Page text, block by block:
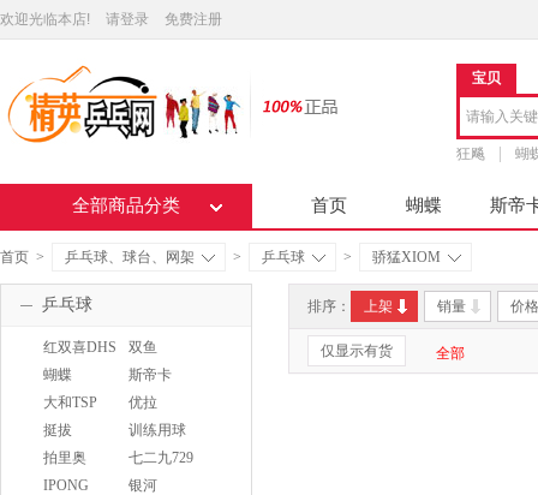
欢迎光临本店! 请登录 免费注册
宝贝
狂飚 蝴
全部商品分类 首页 蝴蝶 斯帝
首页 > 乒乓球、球台、网架 > 乒乓球 > 骄猛XIOM
排序： 上架 销量 价格
仅显示有货 全部
乒乓球
红双喜DHS
双鱼
DOUBLEFISH
蝴蝶
BUTTERFLY
斯帝卡
STIGA
大和TSP
优拉
JOOLA
挺拔
TIBHAR
训练用球
拍里奥
七二九729
IPONG
银河